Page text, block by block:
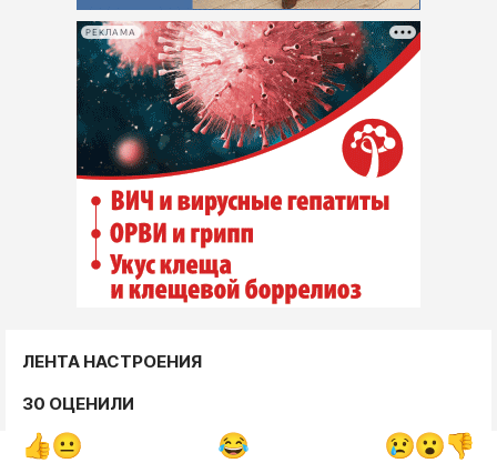
РЕКЛАМА
ЛЕНТА НАСТРОЕНИЯ
30 ОЦЕНИЛИ